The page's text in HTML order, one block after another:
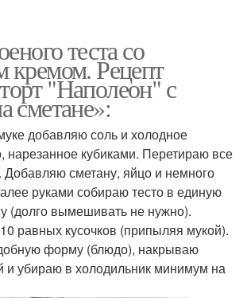
теста со
кремом. Рецепт
"Наполеон" с
сметане»:
добавляю соль и холодное
нарезанное кубиками. Перетираю все
Добавляю сметану, яйцо и немного
руками собираю тесто в единую
(долго вымешивать не нужно).
равных кусочков (припыляя мукой).
форму (блюдо), накрываю
и убираю в холодильник минимум на